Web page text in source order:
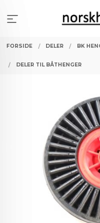
innholdet
FORSIDE DELER BK
DELER TIL BÅTHENGER